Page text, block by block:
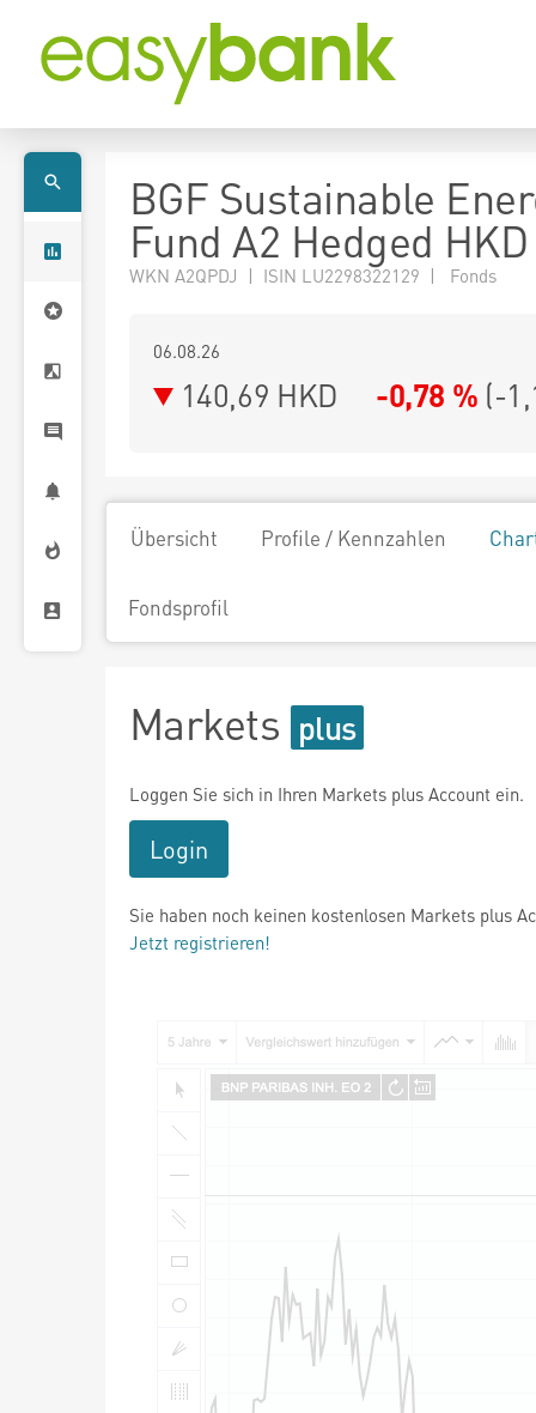
BGF Sustainable
Fund A2 Hedged HKD
WKN A2QPDJ | ISIN LU2298322129 | Fonds
06.08.26
140,69 HKD -0,78 % (-
Übersicht Profile / Kennzahlen
Fondsprofil
Markets
Loggen Sie sich in Ihren Markets plus Account ein.
Login
Sie haben noch keinen kostenlosen Markets plus
Jetzt registrieren!